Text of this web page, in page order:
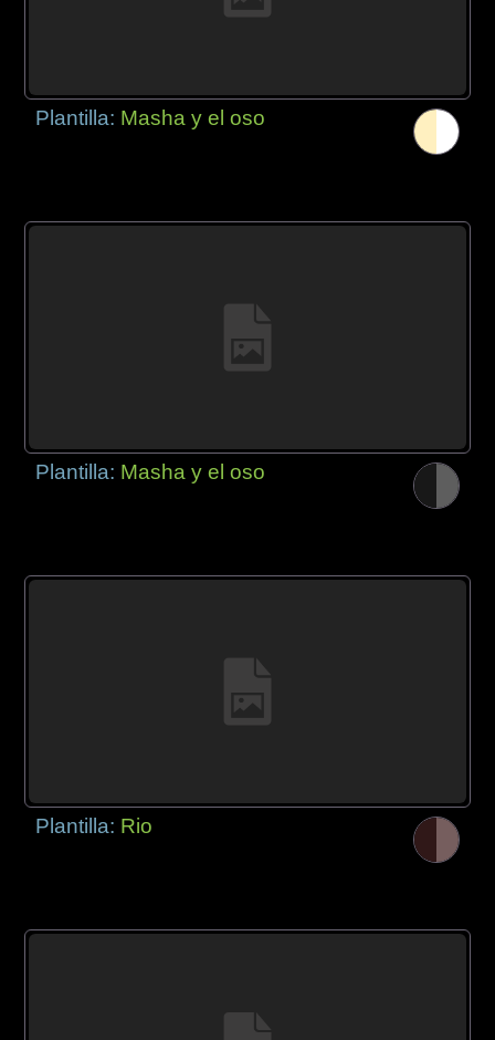
Plantilla: Masha y el oso
Plantilla: Masha y el oso
Plantilla: Rio